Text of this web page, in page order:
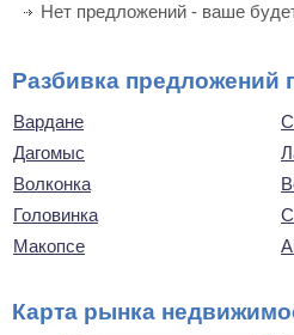
Нет предложений - ваше
Разбивка
Вардане
Дагомыс
Волконка
Головинка
Макопсе
Карта рынка